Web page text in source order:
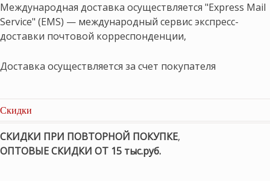
Международная доставка осуществляется "Express Mail
Service" (EMS) — международный сервис экспресс-
доставки почтовой корреспонденции,
Доставка осуществляется за счет покупателя
Скидки
СКИДКИ ПРИ ПОВТОРНОЙ ПОКУПКЕ,
ОПТОВЫЕ СКИДКИ ОТ 15 тыс.руб.